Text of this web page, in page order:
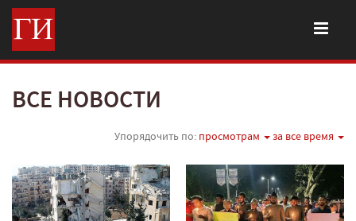
ВСЕ НОВОСТИ
Упорядочить по: просмотрам за все время